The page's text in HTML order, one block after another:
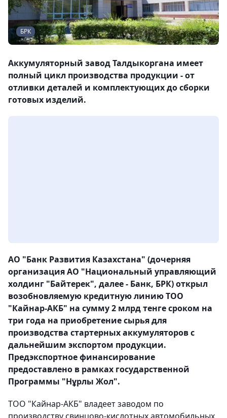
БРК
Аккумуляторный завод Талдыкоргана имеет
полный цикл производства продукции - от
отливки деталей и комплектующих до сборки
готовых изделий.
АО "Банк Развития Казахстана" (дочерняя
организация АО "Национальный управляющий
холдинг "Байтерек", далее - Банк, БРК) открыл
возобновляемую кредитную линию ТОО
"Кайнар-АКБ" на сумму 2 млрд тенге сроком на
три года на приобретение сырья для
производства стартерных аккумуляторов с
дальнейшим экспортом продукции.
Предэкспортное финансирование
предоставлено в рамках государственной
Программы "Нұрлы Жол".
ТОО "Кайнар-АКБ" владеет заводом по